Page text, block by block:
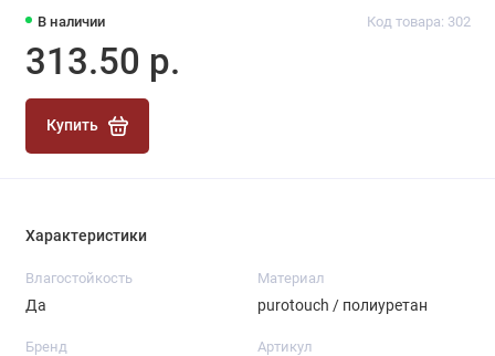
В наличии Код товара: 302
313.50 р.
Купить
Характеристики
Влагостойкость
Да
Материал
purotouch / полиуретан
Бренд Артикул